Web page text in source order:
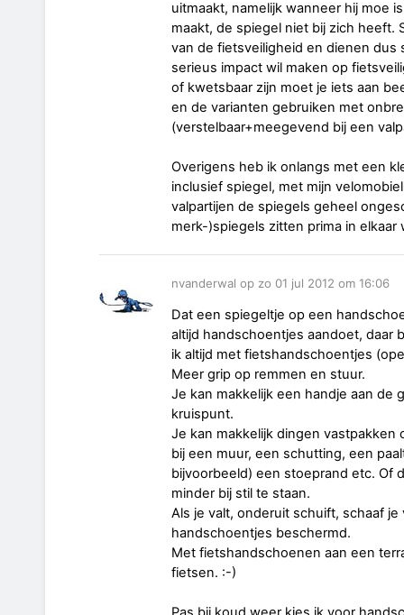
uitmaakt, namelijk wanneer hij moe
maakt, de spiegel niet bij zich heeft.
van de fietsveiligheid en dienen dus
serieus impact wil maken op
of kwetsbaar zijn moet je iets aan
en de varianten gebruiken met
(verstelbaar+meegevend bij een
Overigens heb ik onlangs met een
inclusief spiegel, met mijn
valpartijen de spiegels geheel
merk-)spiegels zitten prima in elkaar
nvanderwal op zo 01 jul 2012 om 16:06
Dat een spiegeltje op een
altijd handschoentjes aandoet, daar
ik altijd met fietshandschoentjes
Meer grip op remmen en stuur.
Je kan makkelijk een handje aan de
kruispunt.
Je kan makkelijk dingen
bij een muur, een schutting, een
bijvoorbeeld) een stoeprand etc. Of
minder bij stil te staan.
Als je valt, onderuit schuift, schaaf
handschoentjes beschermd.
Met fietshandschoenen aan een
fietsen. :-)